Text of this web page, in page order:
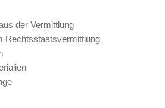
der Vermittlung
Rechtsstaatsvermittlung